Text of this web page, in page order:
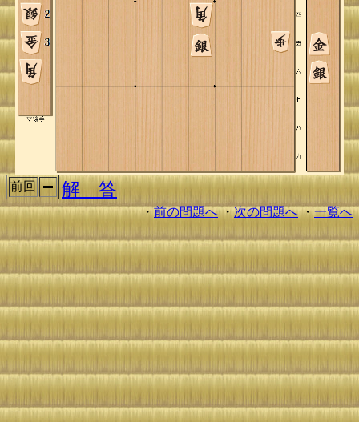
前回 解 答
・前の問題へ・次の問題へ・一覧へ